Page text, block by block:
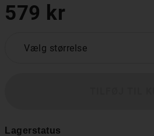
579 kr
Vælg størrelse
Lagerstatus